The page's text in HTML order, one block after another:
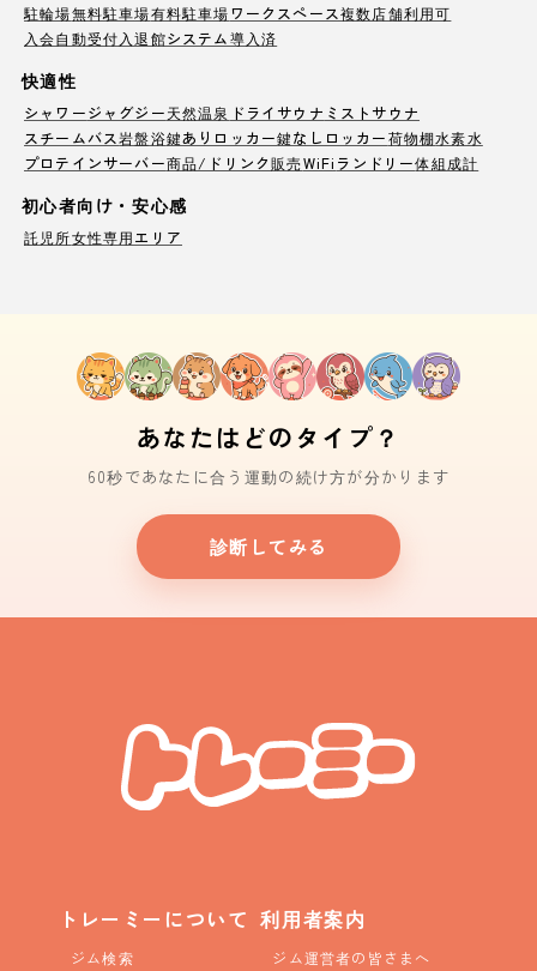
駐輪場無料駐車場有料駐車場ワークスペース複数店舗利用可
入会自動受付 入退館システム導入済
快適性
シャワージャグジー天然温泉 ドライサウナ ミストサウナ
スチームバス岩盤浴鍵ありロッカー鍵なしロッカー荷物棚水素水
プロテインサーバー商品/ドリンク販売WiFi ランドリー体組成計
初心者向け・安心感
託児所女性専用エリア
あなたはどのタイプ？
60秒であなたに合う運動の続け方が分かります
診断してみる
トレーミーについて
ジム検索
利用者案内
ジム運営者の皆さまへ